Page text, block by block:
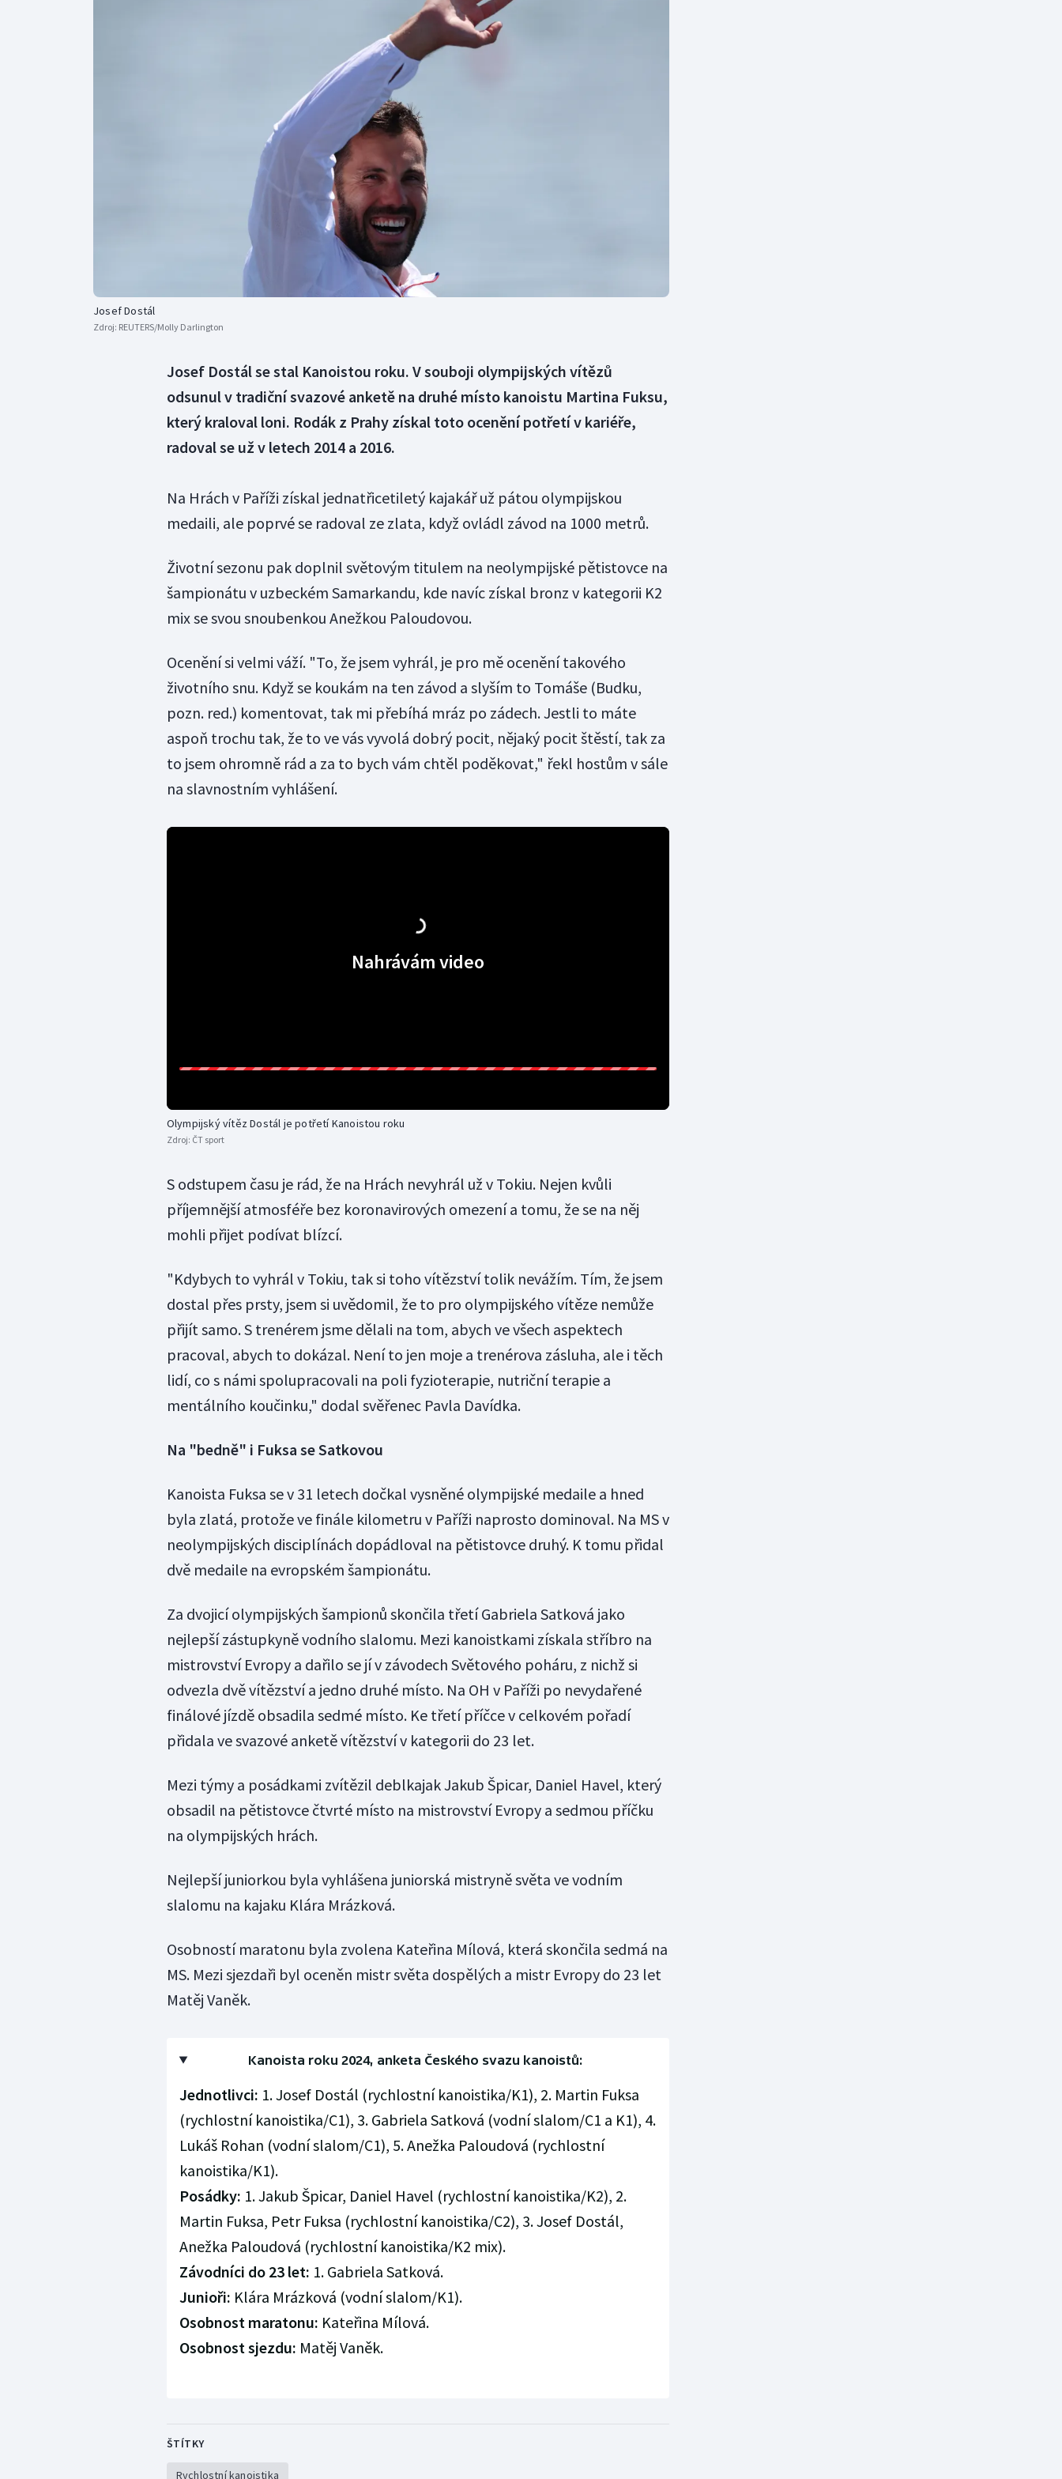
Futsal
Golf
Gymnastika
Moderní pětiboj
Motorsport
Olympijské hry
Parasport
Plavání
Plážový volejbal
Josef Dostál
Zdroj: REUTERS/Molly Darlington
Josef Dostál se stal Kanoistou roku. V souboji olympijských vítězů
odsunul v tradiční svazové anketě na druhé místo kanoistu Martina Fuksu,
který kraloval loni. Rodák z Prahy získal toto ocenění potřetí v kariéře,
radoval se už v letech 2014 a 2016.
Na Hrách v Paříži získal jednatřicetiletý kajakář už pátou olympijskou
medaili, ale poprvé se radoval ze zlata, když ovládl závod na 1000 metrů.
Životní sezonu pak doplnil světovým titulem na neolympijské pětistovce na
šampionátu v uzbeckém Samarkandu, kde navíc získal bronz v kategorii K2
mix se svou snoubenkou Anežkou Paloudovou.
Ocenění si velmi váží. "To, že jsem vyhrál, je pro mě ocenění takového
životního snu. Když se koukám na ten závod a slyším to Tomáše (Budku,
pozn. red.) komentovat, tak mi přebíhá mráz po zádech. Jestli to máte
aspoň trochu tak, že to ve vás vyvolá dobrý pocit, nějaký pocit štěstí, tak za
to jsem ohromně rád a za to bych vám chtěl poděkovat," řekl hostům v sále
na slavnostním vyhlášení.
Nahrávám video
Olympijský vítěz Dostál je potřetí Kanoistou roku
Zdroj: ČT sport
S odstupem času je rád, že na Hrách nevyhrál už v Tokiu. Nejen kvůli
příjemnější atmosféře bez koronavirových omezení a tomu, že se na něj
mohli přijet podívat blízcí.
"Kdybych to vyhrál v Tokiu, tak si toho vítězství tolik nevážím. Tím, že jsem
dostal přes prsty, jsem si uvědomil, že to pro olympijského vítěze nemůže
přijít samo. S trenérem jsme dělali na tom, abych ve všech aspektech
pracoval, abych to dokázal. Není to jen moje a trenérova zásluha, ale i těch
lidí, co s námi spolupracovali na poli fyzioterapie, nutriční terapie a
mentálního koučinku," dodal svěřenec Pavla Davídka.
Na "bedně" i Fuksa se Satkovou
Kanoista Fuksa se v 31 letech dočkal vysněné olympijské medaile a hned
byla zlatá, protože ve finále kilometru v Paříži naprosto dominoval. Na MS v
neolympijských disciplínách dopádloval na pětistovce druhý. K tomu přidal
dvě medaile na evropském šampionátu.
Za dvojicí olympijských šampionů skončila třetí Gabriela Satková jako
nejlepší zástupkyně vodního slalomu. Mezi kanoistkami získala stříbro na
mistrovství Evropy a dařilo se jí v závodech Světového poháru, z nichž si
odvezla dvě vítězství a jedno druhé místo. Na OH v Paříži po nevydařené
finálové jízdě obsadila sedmé místo. Ke třetí příčce v celkovém pořadí
přidala ve svazové anketě vítězství v kategorii do 23 let.
Mezi týmy a posádkami zvítězil deblkajak Jakub Špicar, Daniel Havel, který
obsadil na pětistovce čtvrté místo na mistrovství Evropy a sedmou příčku
na olympijských hrách.
Nejlepší juniorkou byla vyhlášena juniorská mistryně světa ve vodním
slalomu na kajaku Klára Mrázková.
Osobností maratonu byla zvolena Kateřina Mílová, která skončila sedmá na
MS. Mezi sjezdaři byl oceněn mistr světa dospělých a mistr Evropy do 23 let
Matěj Vaněk.
Kanoista roku 2024, anketa Českého svazu kanoistů:
Jednotlivci: 1. Josef Dostál (rychlostní kanoistika/K1), 2. Martin Fuksa
(rychlostní kanoistika/C1), 3. Gabriela Satková (vodní slalom/C1 a K1), 4.
Lukáš Rohan (vodní slalom/C1), 5. Anežka Paloudová (rychlostní
kanoistika/K1).
Posádky: 1. Jakub Špicar, Daniel Havel (rychlostní kanoistika/K2), 2.
Martin Fuksa, Petr Fuksa (rychlostní kanoistika/C2), 3. Josef Dostál,
Anežka Paloudová (rychlostní kanoistika/K2 mix).
Závodníci do 23 let: 1. Gabriela Satková.
Junioři: Klára Mrázková (vodní slalom/K1).
Osobnost maratonu: Kateřina Mílová.
Osobnost sjezdu: Matěj Vaněk.
ŠTÍTKY
Rychlostní kanoistika